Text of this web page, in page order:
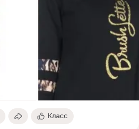
Класс